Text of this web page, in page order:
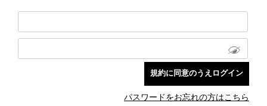
パスワードをお忘れの方はこちら